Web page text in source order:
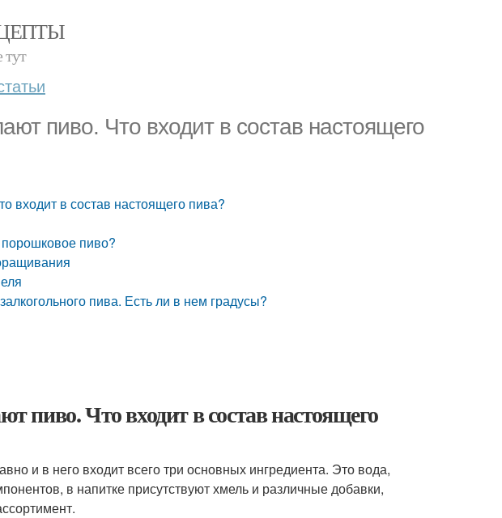
тут
пиво. Что входит в состав настоящего
входит в состав настоящего пива?
пиво?
пива. Есть ли в нем градусы?
пиво. Что входит в состав настоящего
и в него входит всего три основных ингредиента. Это вода,
в напитке присутствуют хмель и различные добавки,